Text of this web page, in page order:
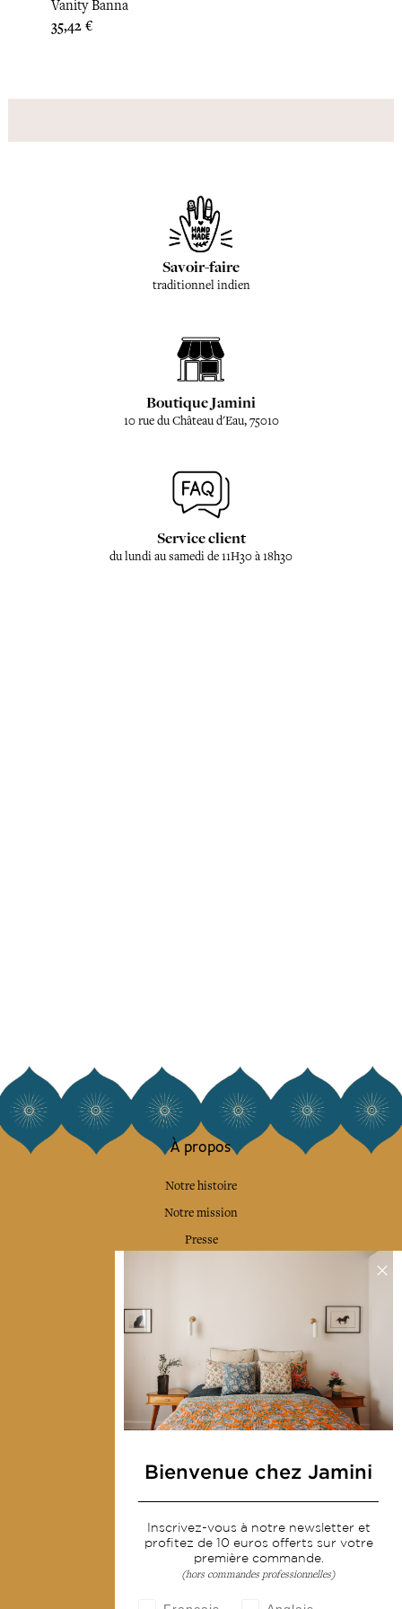
Vanity Banna
Prix
35,42 €
Savoir-faire
traditionnel indien
Boutique Jamini
10 rue du Château d'Eau, 75010
Service client
du lundi au samedi de 11H30 à 18h30
À propos
Notre histoire
Notre mission
Presse
Collections
Déco & Linge de maison
Linge de table
Sacs & pochettes
Livraison & retour
CGV
Devenir revendeur
Bienvenue chez Jamini
Inscrivez-vous à notre newsletter et
profitez de 10 euros offerts sur votre
première commande.
(hors commandes professionnelles)